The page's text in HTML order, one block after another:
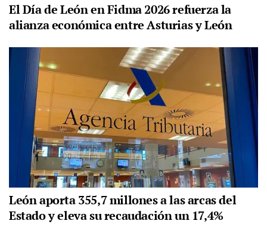
El Día de León en Fidma 2026 refuerza la
alianza económica entre Asturias y León
León aporta 355,7 millones a las arcas del
Estado y eleva su recaudación un 17,4%